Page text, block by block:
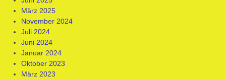
März 2025
November 2024
Juli 2024
Juni 2024
Januar 2024
Oktober 2023
März 2023